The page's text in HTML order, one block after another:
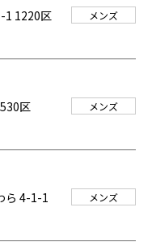
1 1220区
メンズ
区
メンズ
ら 4-1-1
メンズ